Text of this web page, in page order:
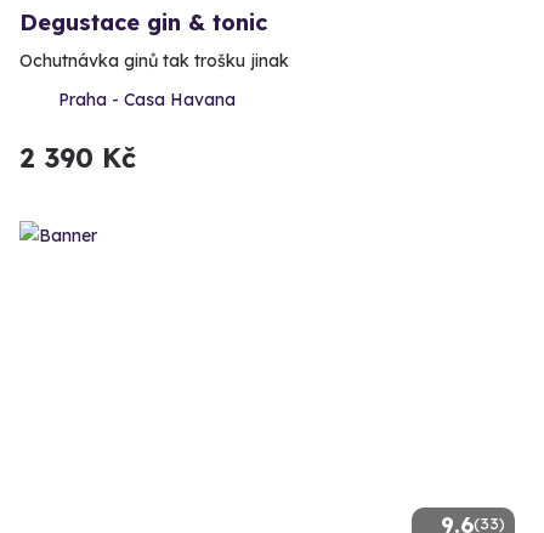
Degustace gin & tonic
Ochutnávka ginů tak trošku jinak
Praha - Casa Havana
2 390 Kč
9.6(33)